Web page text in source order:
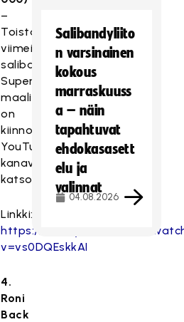
–
Toistaiseksi
viimeisen
salibandyn
Superfinaalin
maalikooste
on
kiinnostanut
YouTube-
kanavan
katsojia.
Linkki:
https://www.youtube.com/
v=vs0DQEskkAI
4.
Roni
Back
Salibandyliito
n varsinainen
kokous
marraskuuss
a – näin
tapahtuvat
ehdokasasett
elu ja
valinnat
04.08.2026